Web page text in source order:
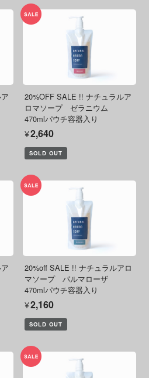
20%OFF SALE !! ナチュラルア
ロマソープ ゼラニウム
470mlパウチ容器入り
¥2,640
SOLD OUT
20%off SALE !! ナチュラルアロ
マソープ パルマローザ
470mlパウチ容器入り
¥2,160
SOLD OUT